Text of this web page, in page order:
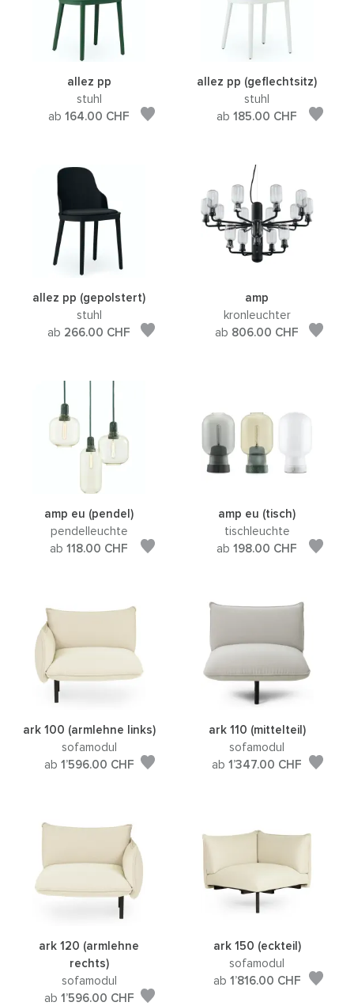
allez pp
stuhl
ab 164.00 CHF
allez pp (geflechtsitz)
stuhl
ab185.00 CHF
allez pp (gepolstert)
stuhl
ab 266.00 CHF
amp
kronleuchter
ab 806.00 CHF
amp eu (pendel)
pendelleuchte
ab 118.00 CHF
amp eu (tisch)
tischleuchte
ab198.00 CHF
ark 100 (armlehne links)
sofamodul
ab 1’596.00 CHF
ark 110 (mittelteil)
sofamodul
ab1’347.00 CHF
ark 120 (armlehne
rechts)
sofamodul
ab 1’596.00 CHF
ark 150 (eckteil)
sofamodul
ab 1’816.00 CHF